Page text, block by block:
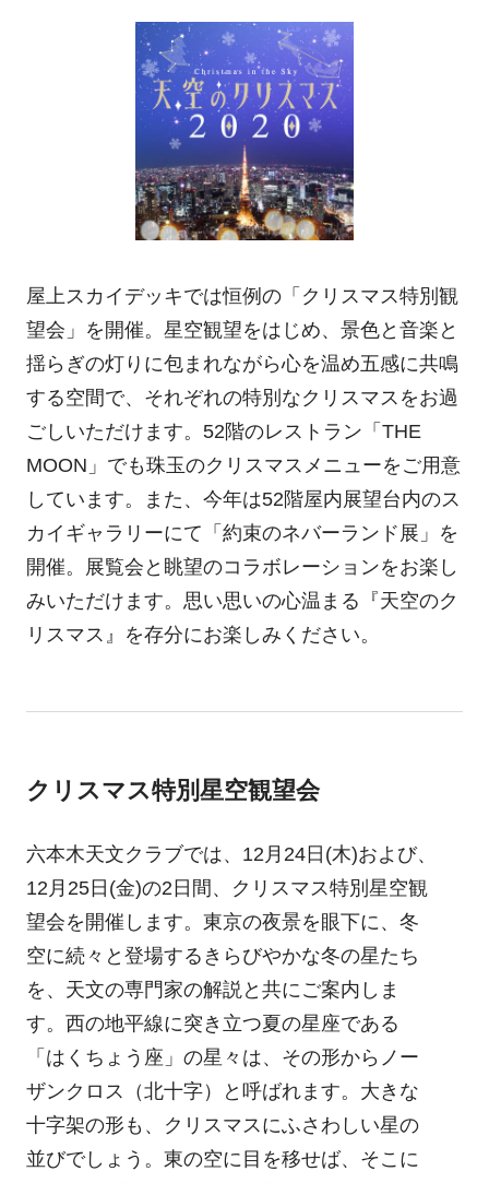
屋上スカイデッキでは恒例の「クリスマス特別観
望会」を開催。星空観望をはじめ、景色と音楽と
揺らぎの灯りに包まれながら心を温め五感に共鳴
する空間で、それぞれの特別なクリスマスをお過
ごしいただけます。52階のレストラン「THE
MOON」でも珠玉のクリスマスメニューをご用意
しています。また、今年は52階屋内展望台内のス
カイギャラリーにて「約束のネバーランド展」を
開催。展覧会と眺望のコラボレーションをお楽し
みいただけます。思い思いの心温まる『天空のク
リスマス』を存分にお楽しみください。
クリスマス特別星空観望会
六本木天文クラブでは、12月24日(木)および、
12月25日(金)の2日間、クリスマス特別星空観
望会を開催します。東京の夜景を眼下に、冬
空に続々と登場するきらびやかな冬の星たち
を、天文の専門家の解説と共にご案内しま
す。西の地平線に突き立つ夏の星座である
「はくちょう座」の星々は、その形からノー
ザンクロス（北十字）と呼ばれます。大きな
十字架の形も、クリスマスにふさわしい星の
並びでしょう。東の空に目を移せば、そこに